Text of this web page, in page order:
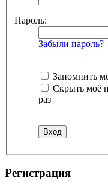
Пароль:
Забыли пароль?
Запомнить
Скрыть моё
раз
Регистрация